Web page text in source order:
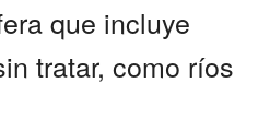
que incluye
tratar, como ríos